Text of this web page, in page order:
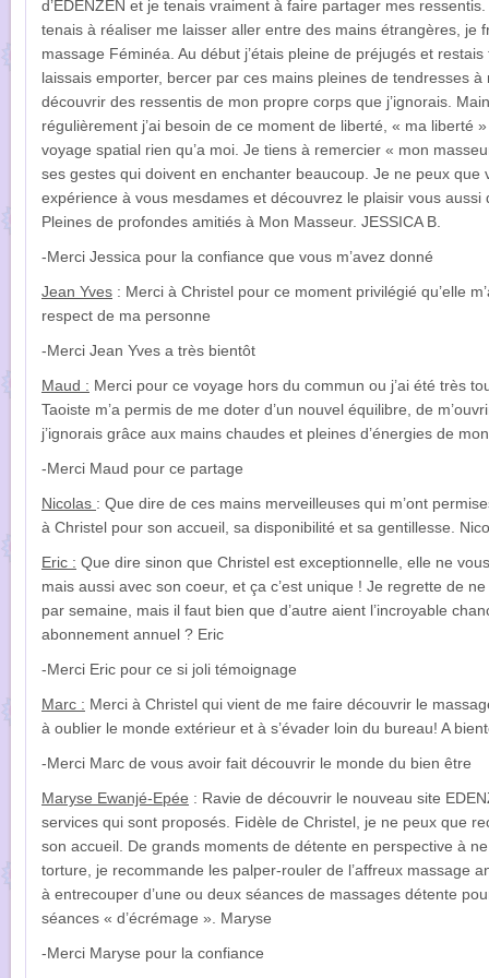
d’EDENZEN et je tenais vraiment à faire partager mes
tenais à réaliser me laisser aller entre des mains étrangères, je
massage Féminéa. Au début j’étais pleine de préjugés et
laissais emporter, bercer par ces mains pleines de tendresses
découvrir des ressentis de mon propre corps que j’ignorais.
régulièrement j’ai besoin de ce moment de liberté, « ma liberté
voyage spatial rien qu’a moi. Je tiens à remercier « mon
ses gestes qui doivent en enchanter beaucoup. Je ne peux
expérience à vous mesdames et découvrez le plaisir vous
Pleines de profondes amitiés à Mon Masseur. JESSICA B.
-Merci Jessica pour la confiance que vous m’avez donné
Jean Yves : Merci à Christel pour ce moment privilégié qu’elle
respect de ma personne
-Merci Jean Yves a très bientôt
Maud : Merci pour ce voyage hors du commun ou j’ai été très
Taoiste m’a permis de me doter d’un nouvel équilibre, de
j’ignorais grâce aux mains chaudes et pleines d’énergies de
-Merci Maud pour ce partage
Nicolas : Que dire de ces mains merveilleuses qui m’ont
à Christel pour son accueil, sa disponibilité et sa gentillesse.
Eric : Que dire sinon que Christel est exceptionnelle, elle ne
mais aussi avec son coeur, et ça c’est unique ! Je regrette de
par semaine, mais il faut bien que d’autre aient l’incroyable
abonnement annuel ? Eric
-Merci Eric pour ce si joli témoignage
Marc : Merci à Christel qui vient de me faire découvrir le
à oublier le monde extérieur et à s’évader loin du bureau! A
-Merci Marc de vous avoir fait découvrir le monde du bien être
Maryse Ewanjé-Epée : Ravie de découvrir le nouveau site
services qui sont proposés. Fidèle de Christel, je ne peux que
son accueil. De grands moments de détente en perspective à
torture, je recommande les palper-rouler de l’affreux massage
à entrecouper d’une ou deux séances de massages détente
séances « d’écrémage ». Maryse
-Merci Maryse pour la confiance